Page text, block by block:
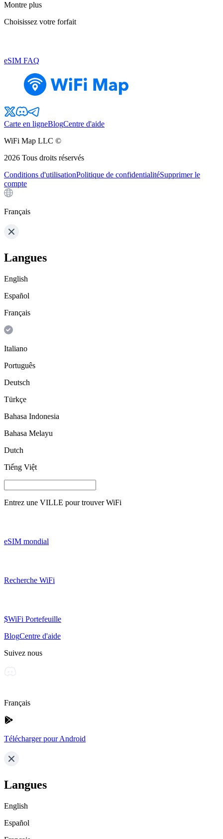
Montre plus
Choisissez votre forfait
eSIM FAQ
Carte en ligneBlogCentre d'aide
WiFi Map LLC ©
2026 Tous droits réservés
Conditions d'utilisationPolitique de confidentialitéSupprimer le
compte
Français
Langues
English
Español
Français
Italiano
Português
Deutsch
Türkçe
Bahasa Indonesia
Bahasa Melayu
Dutch
Tiếng Việt
Entrez une VILLE pour trouver WiFi
eSIM mondial
Recherche WiFi
$WiFi Portefeuille
BlogCentre d'aide
Suivez nous
Français
Télécharger pour Android
Langues
English
Español